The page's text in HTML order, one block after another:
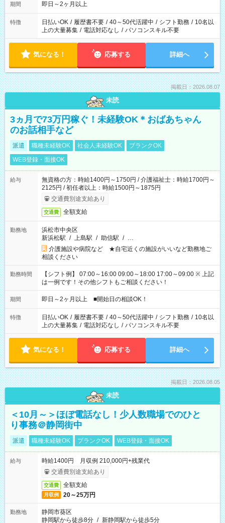
期間 即日～2ヶ月以上
特徴 日払いOK / 履歴書不要 / 40～50代活躍中 / シフト勤務 / 10名以
上の大量募集 / 電話対応なし / パソコンスキル不要
気になる！ 応募する 詳細へ
掲載日：2026.08.07
未読
3ヵ月で73万円稼ぐ！未経験OK＊おばあちゃん
のお話相手など
派遣 職種未経験OK 社会人未経験OK
ブランクOK
WEB登録・面接OK
給与
無資格の方：時給1400円～1750円 / 介護福祉士：時給1700円～
2125円 / 初任者以上：時給1500円～1875円
交通費別途支給あり
交通費 全額支給
勤務地
浜松市中央区
新浜松駅 / 上島駅 / 助信駅 / …
介護施設や病院など ★自宅近くの施設がいいなど勤務地ご
相談ください
勤務時間
【シフト例】 07:00～16:00 09:00～18:00 17:00～09:00 ※ 上記
は一例です！その他シフトもご相談ください！
期間 即日～2ヶ月以上 ■開始日の相談OK！
特徴 日払いOK / 履歴書不要 / 40～50代活躍中 / シフト勤務 / 10名以
上の大量募集 / 電話対応なし / パソコンスキル不要
気になる！ 応募する 詳細へ
掲載日：2026.08.05
未読
＜10月～＞ほぼ電話なし！少人数職場でのひと
り事務＠静岡街中
派遣 職種未経験OK ブランクOK WEB登録・面接OK
給与
時給1400円 月収例 210,000円+残業代
交通費別途支給あり
交通費 全額支給
月収例 20～25万円
勤務地
静岡市葵区
静岡駅から徒歩8分 / 新静岡駅から徒歩5分